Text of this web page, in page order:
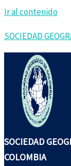
Ir al contenido
SOCIEDAD
SOCIEDAD
COLOMBIA